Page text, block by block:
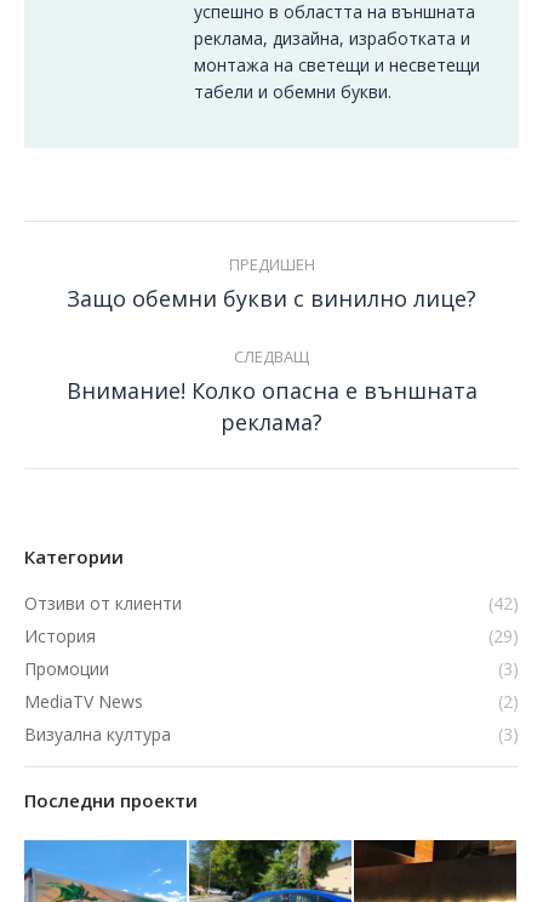
успешно в областта на външната
реклама, дизайнa, изработката и
монтажа на светещи и несветещи
табели и обемни букви.
ПРЕДИШЕН
Previous
Защо обемни букви с винилно лице?
СЛЕДВАЩ
Next
post:
Внимание! Колко опасна е външната
реклама?
Категории
Отзиви от клиенти
(42)
История
(29)
Промоции
(3)
MediaTV News
(2)
Визуална култура
(3)
Последни проекти